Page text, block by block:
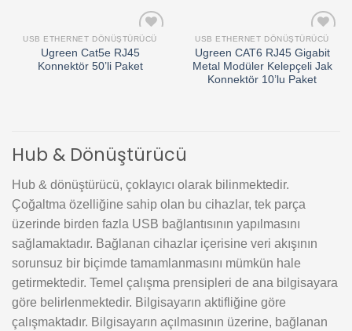
wishlist
USB ETHERNET DÖNÜŞTÜRÜCÜ
Ugreen Cat5e RJ45
Konnektör 50’li Paket
wishlist
USB ETHERNET DÖNÜŞTÜRÜCÜ
Ugreen CAT6 RJ45 Gigabit
Metal Modüler Kelepçeli Jak
Konnektör 10’lu Paket
Hub & Dönüştürücü
Hub & dönüştürücü, çoklayıcı olarak bilinmektedir.
Çoğaltma özelliğine sahip olan bu cihazlar, tek parça
üzerinde birden fazla USB bağlantısının yapılmasını
sağlamaktadır. Bağlanan cihazlar içerisine veri akışının
sorunsuz bir biçimde tamamlanmasını mümkün hale
getirmektedir. Temel çalışma prensipleri de ana bilgisayara
göre belirlenmektedir. Bilgisayarın aktifliğine göre
çalışmaktadır. Bilgisayarın açılmasının üzerine, bağlanan